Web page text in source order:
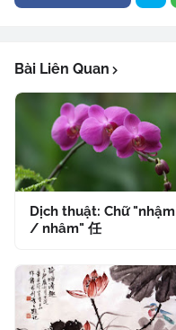
Bài Liên Quan
Dịch thuật: Chữ "nhậm
/ nhâm" 任